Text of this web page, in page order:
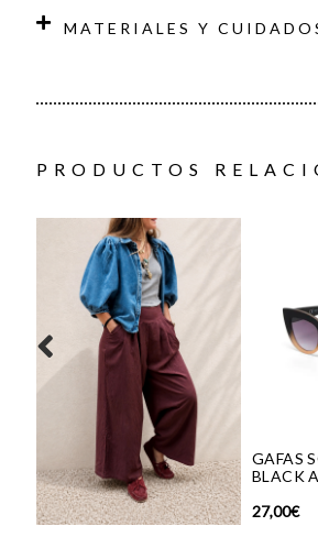
MATERIALES Y
PRODUCTOS
GAFAS SOL BIG CAT
BLACK AND NUDE
27,00€